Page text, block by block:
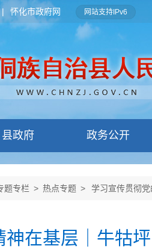
| 怀化市政府网 网站支持IPv6
县政府 政务公开
题专栏 > 热点专题 > 学习宣传贯彻
神在基层｜牛牯